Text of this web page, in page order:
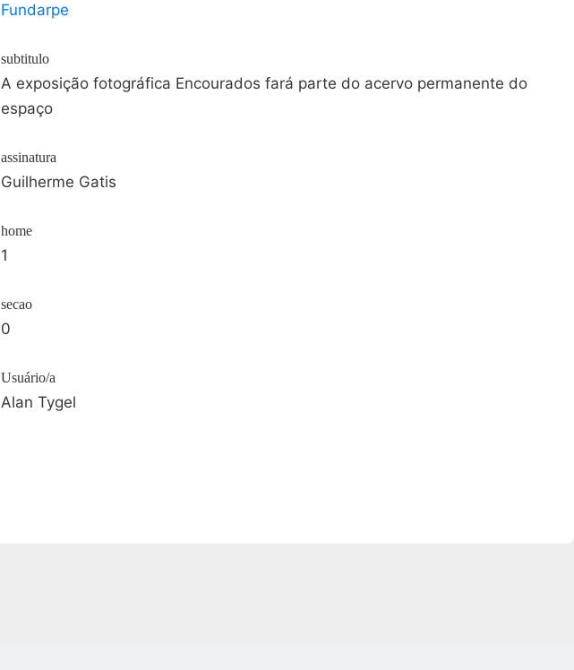
Fundarpe
subtitulo
A exposição fotográfica Encourados fará parte do acervo permanente do
espaço
assinatura
Guilherme Gatis
home
1
secao
0
Usuário/a
Alan Tygel